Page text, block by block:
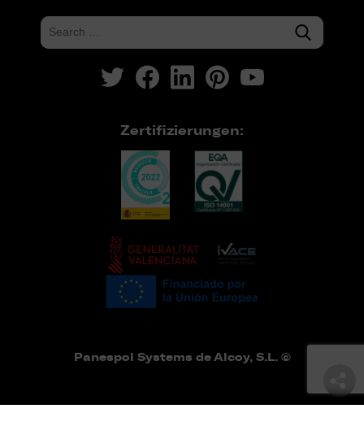
Zertifizierungen:
Panespol Systems de Alcoy, S.L. ©